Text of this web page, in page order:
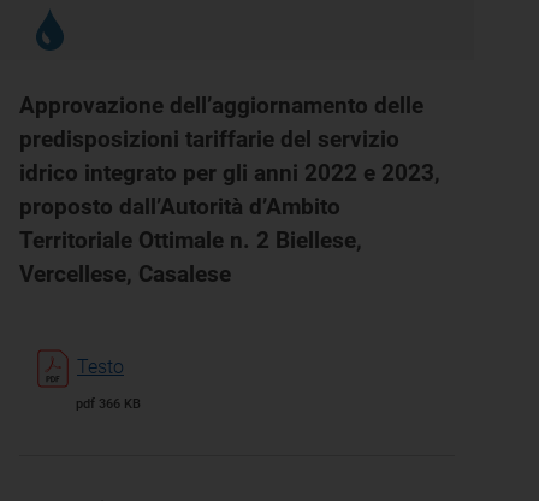
Approvazione dell’aggiornamento delle
predisposizioni tariffarie del servizio
idrico integrato per gli anni 2022 e 2023,
proposto dall’Autorità d’Ambito
Territoriale Ottimale n. 2 Biellese,
Vercellese, Casalese
Testo
pdf 366 KB